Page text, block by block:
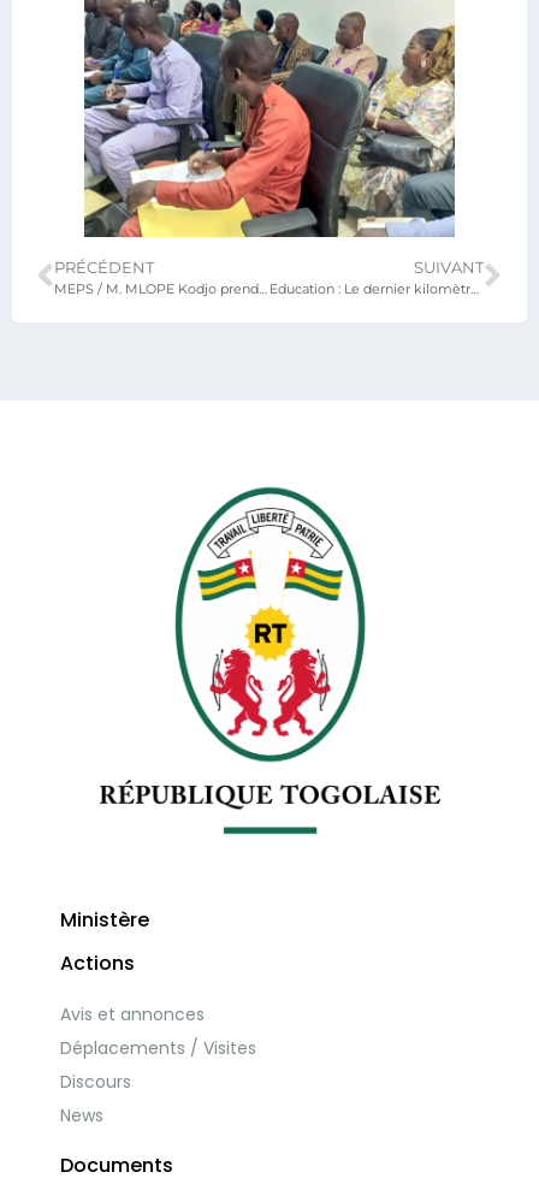
PRÉCÉDENT SUIVANT
Education : Le dernier kilomètre des marchés publics du MEPS
Ministère
Actions
Avis et annonces
Déplacements / Visites
Discours
News
Documents